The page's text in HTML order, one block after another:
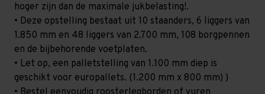
hoger zijn dan de maximale jukbelasting!.
• Deze opstelling bestaat uit 10 staanders, 6 liggers van
1.850 mm en 48 liggers van 2.700 mm, 108 borgpennen
en de bijbehorende voetplaten.
• Let op, een palletstelling van 1.100 mm diep is
geschikt voor europallets. (1.200 mm x 800 mm) )